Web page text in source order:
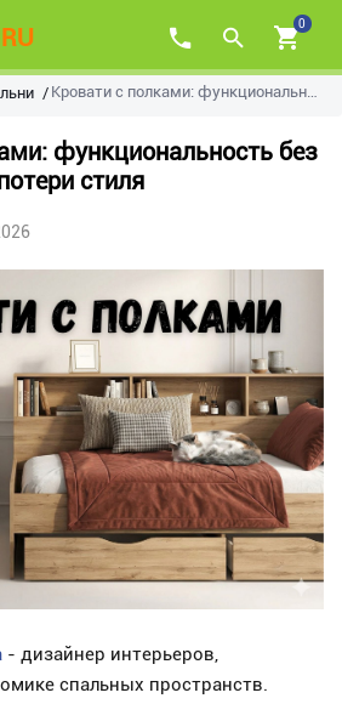
RU 0
Кровати с полками: функциональность без потери стиля
функциональность без
стиля
- дизайнер интерьеров,
спальных пространств.